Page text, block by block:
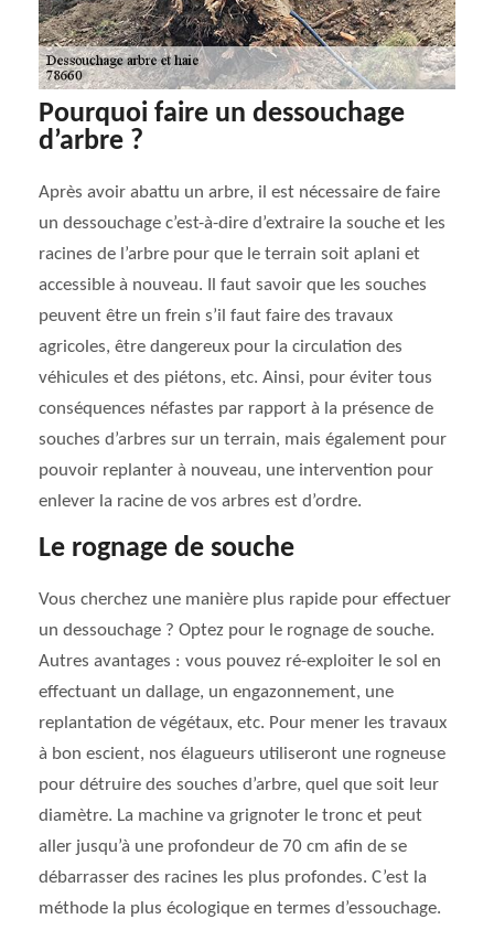
Pourquoi faire un dessouchage
d’arbre ?
Après avoir abattu un arbre, il est nécessaire de faire
un dessouchage c’est-à-dire d’extraire la souche et les
racines de l’arbre pour que le terrain soit aplani et
accessible à nouveau. Il faut savoir que les souches
peuvent être un frein s’il faut faire des travaux
agricoles, être dangereux pour la circulation des
véhicules et des piétons, etc. Ainsi, pour éviter tous
conséquences néfastes par rapport à la présence de
souches d’arbres sur un terrain, mais également pour
pouvoir replanter à nouveau, une intervention pour
enlever la racine de vos arbres est d’ordre.
Le rognage de souche
Vous cherchez une manière plus rapide pour effectuer
un dessouchage ? Optez pour le rognage de souche.
Autres avantages : vous pouvez ré-exploiter le sol en
effectuant un dallage, un engazonnement, une
replantation de végétaux, etc. Pour mener les travaux
à bon escient, nos élagueurs utiliseront une rogneuse
pour détruire des souches d’arbre, quel que soit leur
diamètre. La machine va grignoter le tronc et peut
aller jusqu’à une profondeur de 70 cm afin de se
débarrasser des racines les plus profondes. C’est la
méthode la plus écologique en termes d’essouchage.